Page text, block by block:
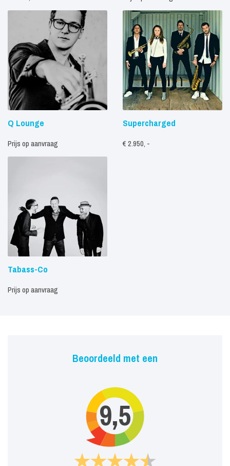
Q Lounge
Prijs op aanvraag
Supercharged
€ 2.950, -
Tabass-Co
Prijs op aanvraag
Beoordeeld met een
9,5